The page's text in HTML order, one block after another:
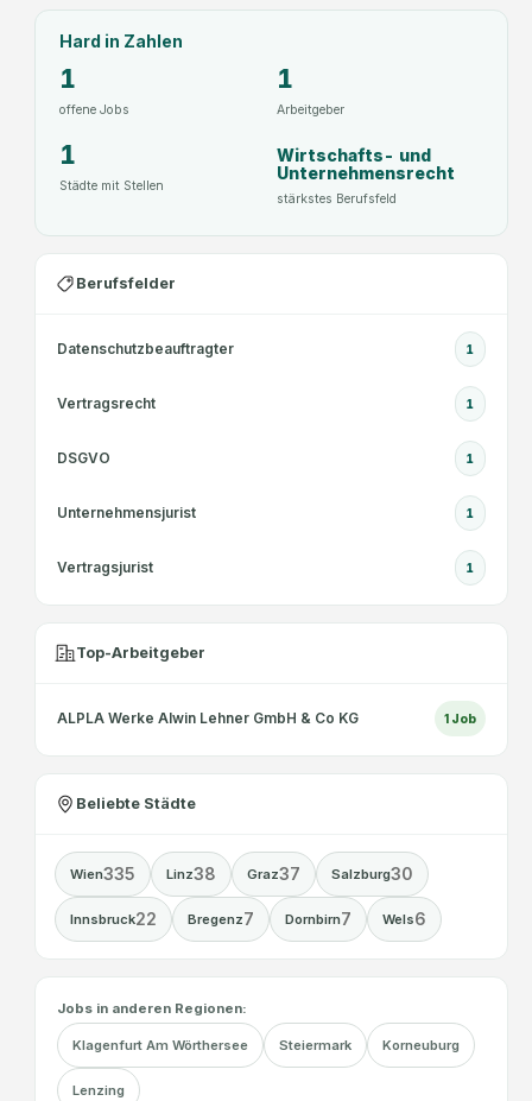
Hard in Zahlen
1
offene Jobs
1
Arbeitgeber
1
Städte mit Stellen
Wirtschafts- und
Unternehmensrecht
stärkstes Berufsfeld
Berufsfelder
Datenschutzbeauftragter 1
Vertragsrecht 1
DSGVO 1
Unternehmensjurist 1
Vertragsjurist 1
Top-Arbeitgeber
ALPLA Werke Alwin Lehner GmbH & Co KG 1 Job
Beliebte Städte
Wien335 Linz38 Graz37 Salzburg30
Innsbruck22 Bregenz7 Dornbirn7 Wels6
Jobs in anderen Regionen:
Klagenfurt Am Wörthersee Steiermark Korneuburg
Lenzing